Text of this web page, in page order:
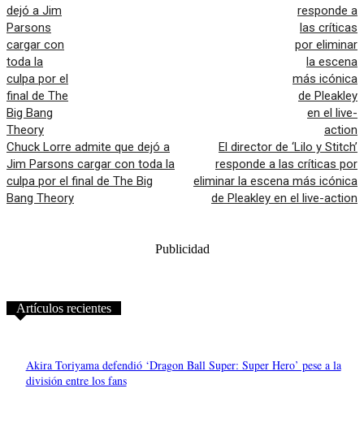
Chuck Lorre admite que dejó a
Jim Parsons cargar con toda la
culpa por el final de The Big
Bang Theory
El director de ‘Lilo y Stitch’
responde a las críticas por
eliminar la escena más icónica
de Pleakley en el live-action
Publicidad
Artículos recientes
Akira Toriyama defendió ‘Dragon Ball Super: Super Hero’ pese a la
división entre los fans